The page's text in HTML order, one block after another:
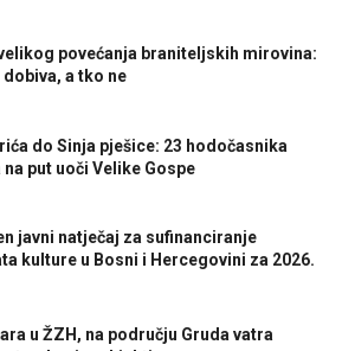
povećanja braniteljskih mirovina:
dobiva, a tko ne
do Sinja pješice: 23 hodočasnika
na put uoči Velike Gospe
javni natječaj za sufinanciranje
kulture u Bosni i Hercegovini za 2026.
u ŽZH, na području Gruda vatra